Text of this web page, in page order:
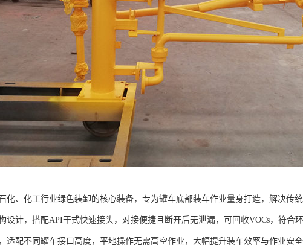
化、化工行业绿色装卸的核心装备，专为罐车底部装车作业量身打造，解决传
设计，搭配API干式快速接头，对接便捷且断开后无泄漏，可回收VOCs，符合
适配不同罐车接口高度，平地操作无需高空作业，大幅提升装车效率与作业安